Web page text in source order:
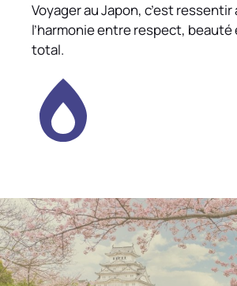
Voyager au Japon, c’est ressentir
l’harmonie entre respect,
total.